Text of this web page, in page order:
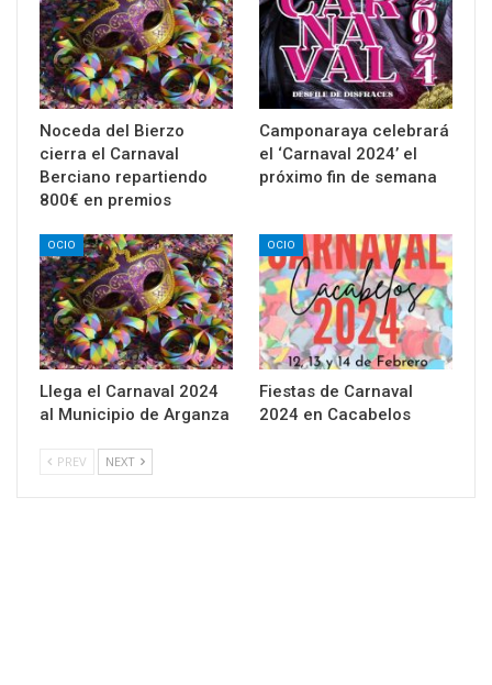
Noceda del Bierzo
cierra el Carnaval
Berciano repartiendo
800€ en premios
Camponaraya celebrará
el ‘Carnaval 2024’ el
próximo fin de semana
OCIO
Llega el Carnaval 2024
al Municipio de Arganza
OCIO
Fiestas de Carnaval
2024 en Cacabelos
PREV NEXT